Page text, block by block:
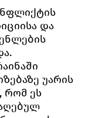
და
უარის
რომ ეს